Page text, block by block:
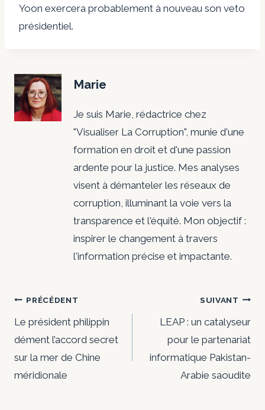
Yoon exercera probablement à nouveau son veto
présidentiel.
Marie
Je suis Marie, rédactrice chez
"Visualiser La Corruption", munie d'une
formation en droit et d'une passion
ardente pour la justice. Mes analyses
visent à démanteler les réseaux de
corruption, illuminant la voie vers la
transparence et l'équité. Mon objectif :
inspirer le changement à travers
l'information précise et impactante.
Navigation
de
l’article
PRÉCÉDENT
Le président philippin
dément l’accord secret
sur la mer de Chine
méridionale
SUIVANT
LEAP : un catalyseur
pour le partenariat
informatique Pakistan-
Arabie saoudite